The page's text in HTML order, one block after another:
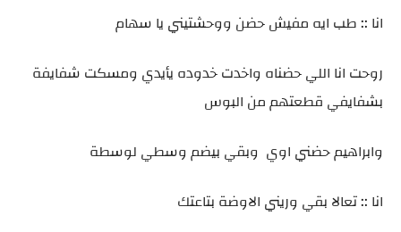
انا :: طب ايه مفيش حضن ووحشتيني يا سهام
روحت انا اللي حضناه واخدت خدوده يأيدي ومسكت شفايفة
بشفايفي قطعتهم من البوس
وابراهيم حضني اوي وبقي بيضم وسطي لوسطة
انا :: تعالا بقي وريني الاوضة بتاعتك